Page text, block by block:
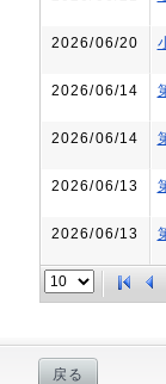
2026/06/20
2026/06/14
2026/06/14
2026/06/13
2026/06/13
戻る